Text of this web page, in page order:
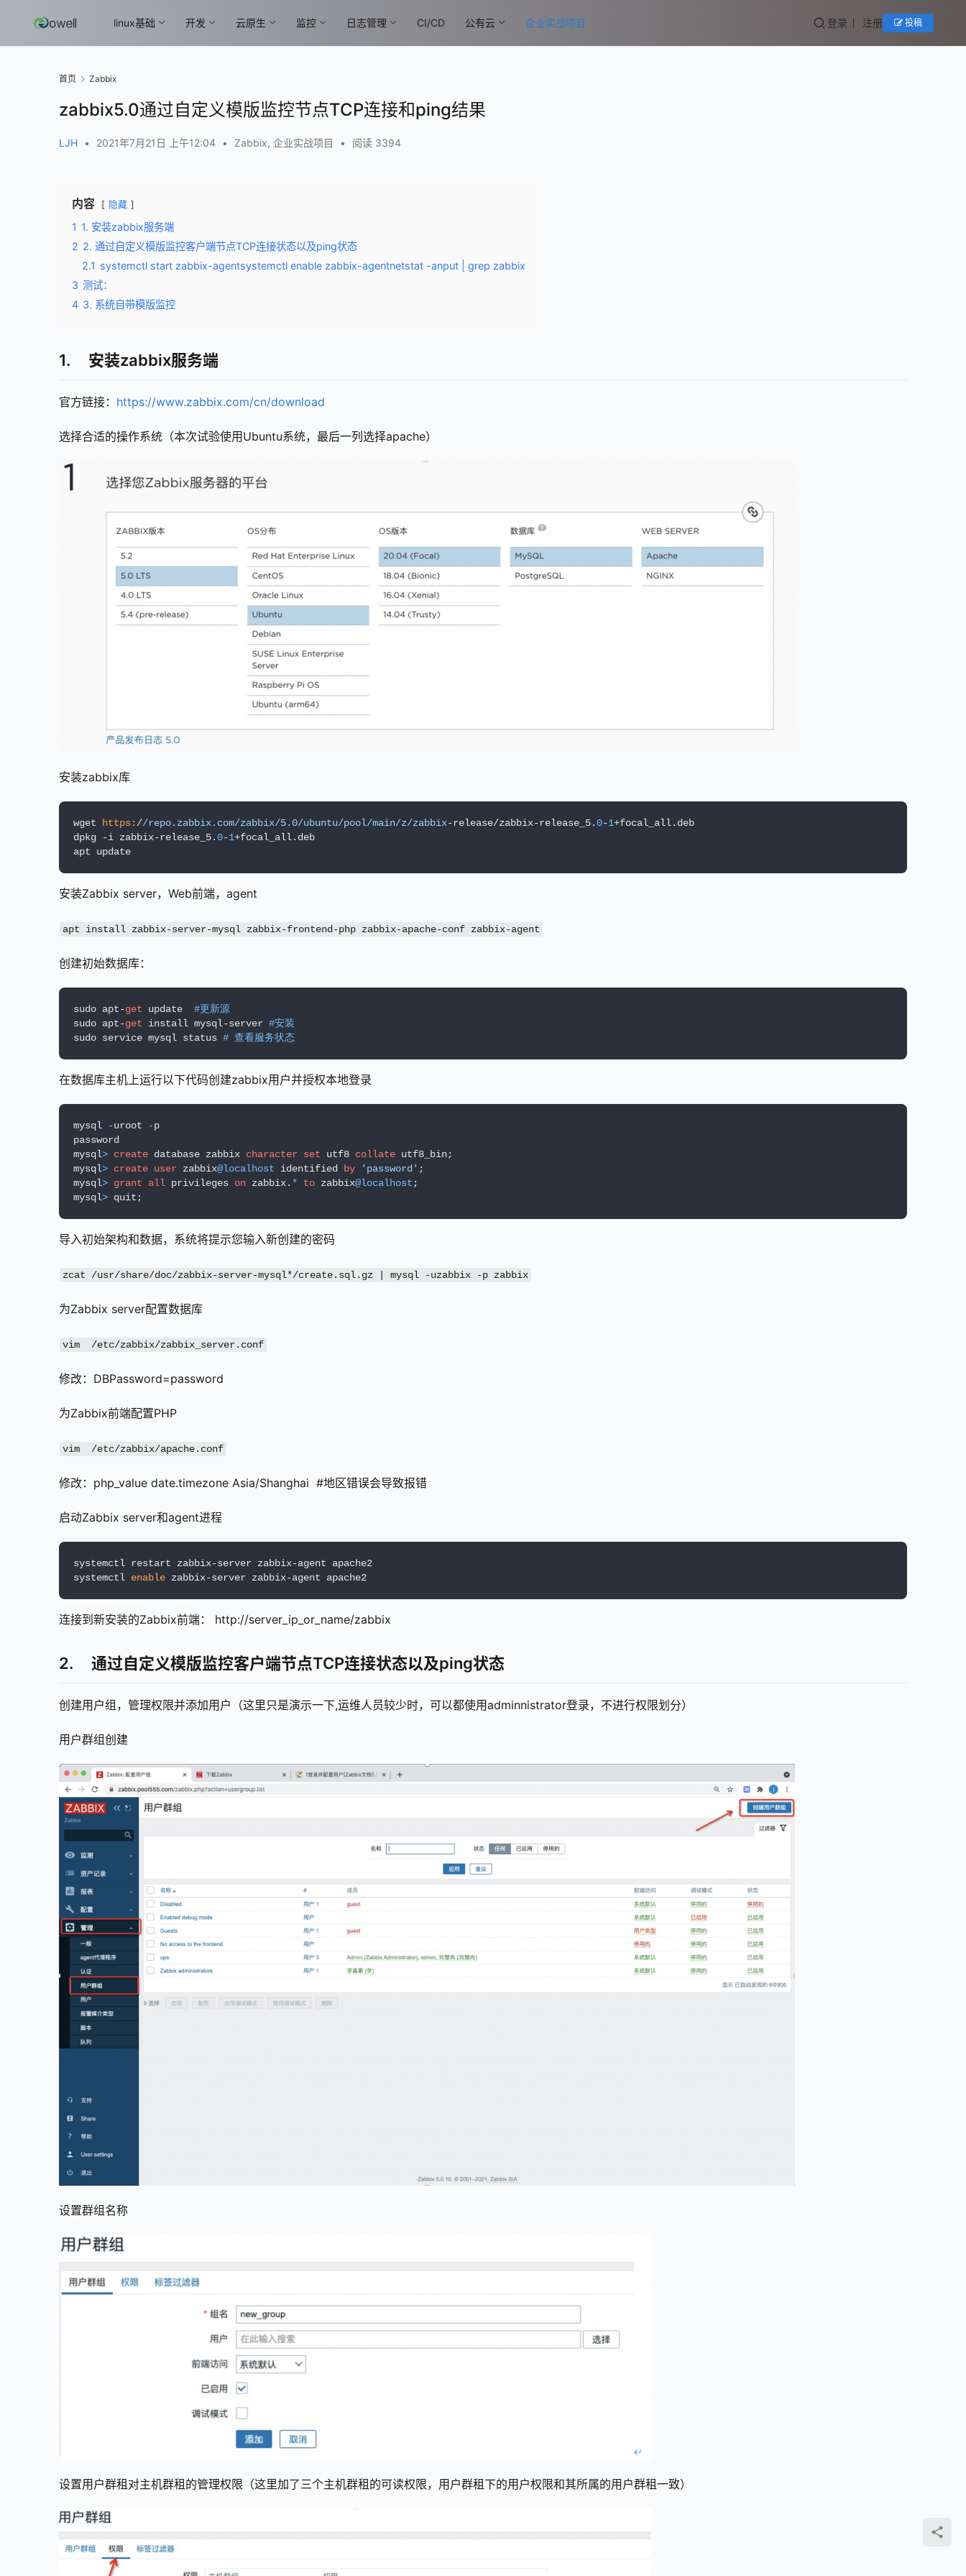
linux基础 开发 云原生 监控 日志管理 CI/CD 公有云 企业实战项目 登录 注册 投稿
首页 Zabbix
zabbix5.0通过自定义模版监控节点TCP连接和ping结果
LJH • 2021年7月21日 上午12:04 • Zabbix, 企业实战项目 • 阅读 3394
内容 隐藏
1 1. 安装zabbix服务端
2 2. 通过自定义模版监控客户端节点TCP连接状态以及ping状态
2.1 systemctl start zabbix-agentsystemctl enable zabbix-agentnetstat -anput | grep zabbix
3 测试：
4 3. 系统自带模版监控
1. 安装zabbix服务端
官方链接： https://www.zabbix.com/cn/download
选择合适的操作系统（本次试验使用Ubuntu系统，最后一列选择apache）
安装zabbix库
wget https: //repo.zabbix.com/zabbix/5.0/ubuntu/pool/main/z/zabbix-release/zabbix-release_5.0-1+focal_all.deb
dpkg -i zabbix-release_5.0-1+focal_all.deb
安装Zabbix server，Web前端，agent
apt install zabbix-server-mysql zabbix-frontend-php zabbix-apache-conf zabbix-agent
创建初始数据库：
sudo apt-get update #更新源
sudo apt-get install mysql-server #安装
sudo service mysql status # 查看服务状态
在数据库主机上运行以下代码创建zabbix用户并授权本地登录
mysql -uroot -p
password
mysql> create database zabbix character set utf8 collate utf8_bin;
mysql> create user zabbix@localhost identified by 'password' ;
mysql> grant all privileges on zabbix. * to zabbix@localhost;
mysql>
导入初始架构和数据，系统将提示您输入新创建的密码
zcat /usr/share/doc/zabbix-server-mysql*/create.sql.gz | mysql -uzabbix -p zabbix
为Zabbix server配置数据库
vim  /etc/zabbix/zabbix_server.conf
修改：DBPassword=password
为Zabbix前端配置PHP
vim  /etc/zabbix/apache.conf
修改：php_value date.timezone Asia/Shanghai  #地区错误会导致报错
启动Zabbix server和agent进程
systemctl restart zabbix-server zabbix-agent apache2
systemctl enable
连接到新安装的Zabbix前端： http://server_ip_or_name/zabbix
2. 通过自定义模版监控客户端节点TCP连接状态以及ping状态
创建用户组，管理权限并添加用户（这里只是演示一下,运维人员较少时，可以都使用adminnistrator登录，不进行权限划分）
用户群组创建
设置群组名称
设置用户群租对主机群租的管理权限（这里加了三个主机群租的可读权限，用户群租下的用户权限和其所属的用户群租一致）